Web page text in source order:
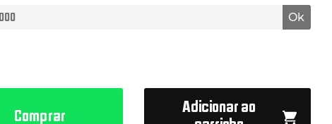
Ok
Comprar
Adicionar ao